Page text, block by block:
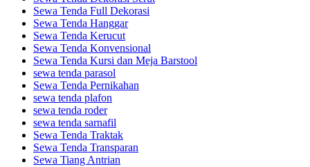
Sewa Tenda Full Dekorasi
Sewa Tenda Hanggar
Sewa Tenda Kerucut
Sewa Tenda Konvensional
Sewa Tenda Kursi dan Meja Barstool
sewa tenda parasol
Sewa Tenda Pernikahan
sewa tenda plafon
sewa tenda roder
sewa tenda sarnafil
Sewa Tenda Traktak
Sewa Tenda Transparan
Sewa Tiang Antrian